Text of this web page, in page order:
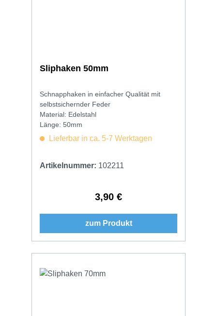
Sliphaken 50mm
Schnapphaken in einfacher Qualität mit
selbstsichernder Feder
Material: Edelstahl
Länge: 50mm
Lieferbar in ca. 5-7 Werktagen
Artikelnummer: 102211
Regulärer Preis:
3,90 €
zum Produkt